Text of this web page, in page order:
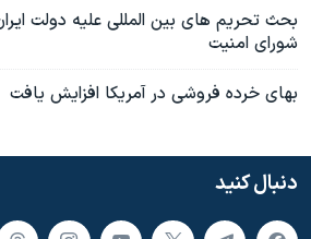
بحث تحريم های بين المللی عليه دولت
شورای امنيت
بهای خرده فروشی در آمريکا افزايش يافت
دنبال کنید